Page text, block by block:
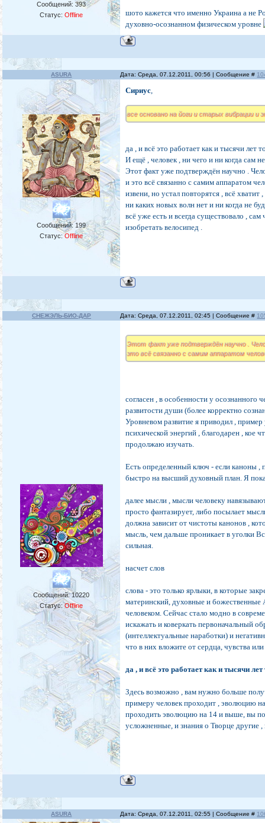
Сообщений:393
Статус:Offline
шото кажется что именно Украина а не
духовно-осознанном физическом уровне
ASURA Дата: Среда, 07.12.2011, 00:56 | Сообщение #
Сообщений: 199
Статус:Offline
Сириус,
все основано на йоги и старых вибрации и
да , и всё это работает как и тысячи лет
И ещё , человек , ни чего и ни когда сам
Этот факт уже подтверждён научно .
и это всё связанно с самим аппаратом
извени, но устал повторятся , всё хватит
ни каких новых волн нет и ни когда не
всё уже есть и всегда существовало ,
изобретать велосипед .
СНЕЖЭЛЬ-БИО-ДАР Дата: Среда, 07.12.2011, 02:45 | Сообщение #
Сообщений:10220
Статус:Offline
Этот факт уже подтверждён научно .
это всё связанно с самим аппаратом
согласен , в особенности у осознанного
развитости души (более корректно
Уровневом развитие я приводил ,
психической энергий , благодарен , кое
продолжаю изучать.
Есть определенный ключ - если каноны ,
быстро на высший духовный план. Я
далее мысли , мысли человеку
просто фантазирует, либо посылает
должна зависит от чистоты канонов ,
мысль, чем дальше проникает в уголки
сильная.
насчет слов
слова - это только ярлыки, в которые
материнский, духовные и божественные
человеком. Сейчас стало модно в
искажать и коверкать первоначальный
(интеллектуальные наработки) и
что в них вложите от сердца, чувства
да , и всё это работает как и тысячи
Здесь возможно , вам нужно больше
примеру человек проходит , эволюцию
проходить эволюцию на 14 и выше, вы
усложненные, и знания о Творце другие
ASURA Дата: Среда, 07.12.2011, 02:55 | Сообщение #